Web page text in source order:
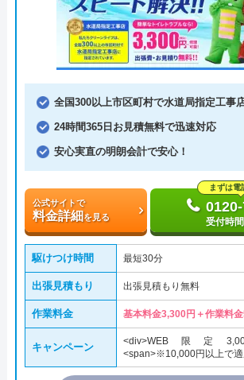
全国300以上市区町村で水道局指定工事
24時間365日お見積無料で迅速対応
安心実直の明朗会計で安心！
公式サイトで
料金詳細を見る
まずは電
受付時
駆けつけ時間 最短30分
出張見積もり 出張見積もり無料
作業料金 基本料金3,300円＋作業料
キャンペーン
<div>WEB限定
<span>※10,000円以上で